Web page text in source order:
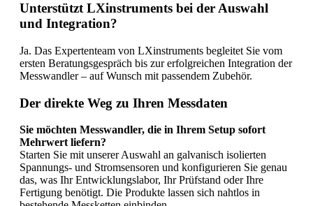
Unterstützt LXinstruments bei der Auswahl
und Integration?
Ja. Das Expertenteam von LXinstruments begleitet Sie vom
ersten Beratungsgespräch bis zur erfolgreichen Integration der
Messwandler – auf Wunsch mit passendem Zubehör.
Der direkte Weg zu Ihren Messdaten
Sie möchten Messwandler, die in Ihrem Setup sofort
Mehrwert liefern?
Starten Sie mit unserer Auswahl an galvanisch isolierten
Spannungs- und Stromsensoren und konfigurieren Sie genau
das, was Ihr Entwicklungslabor, Ihr Prüfstand oder Ihre
Fertigung benötigt. Die Produkte lassen sich nahtlos in